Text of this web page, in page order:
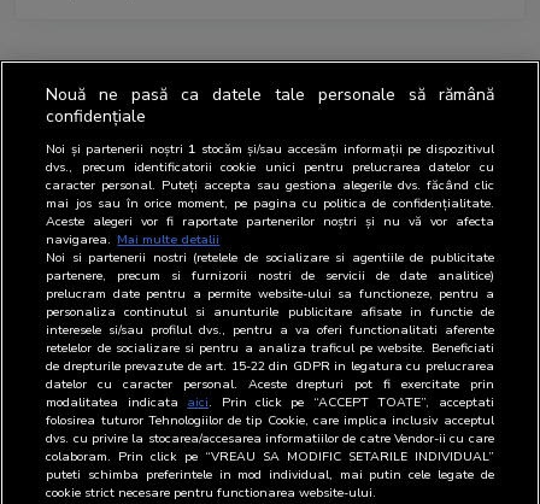
Nouă ne pasă ca datele tale personale să rămână
confidențiale
Noi și partenerii noștri 1 stocăm și/sau accesăm informații pe dispozitivul
dvs., precum identificatorii cookie unici pentru prelucrarea datelor cu
caracter personal. Puteți accepta sau gestiona alegerile dvs. făcând clic
mai jos sau în orice moment, pe pagina cu politica de confidențialitate.
Aceste alegeri vor fi raportate partenerilor noștri și nu vă vor afecta
navigarea. Mai multe detalii
Noi si partenerii nostri (retelele de socializare si agentiile de publicitate
partenere, precum si furnizorii nostri de servicii de date analitice)
prelucram date pentru a permite website-ului sa functioneze, pentru a
personaliza continutul si anunturile publicitare afisate in functie de
interesele si/sau profilul dvs., pentru a va oferi functionalitati aferente
retelelor de socializare si pentru a analiza traficul pe website. Beneficiati
de drepturile prevazute de art. 15-22 din GDPR in legatura cu prelucrarea
datelor cu caracter personal. Aceste drepturi pot fi exercitate prin
modalitatea indicata aici. Prin click pe “ACCEPT TOATE”, acceptati
folosirea tuturor Tehnologiilor de tip Cookie, care implica inclusiv acceptul
dvs. cu privire la stocarea/accesarea informatiilor de catre Vendor-ii cu care
colaboram. Prin click pe “VREAU SA MODIFIC SETARILE INDIVIDUAL”
puteti schimba preferintele in mod individual, mai putin cele legate de
cookie strict necesare pentru functionarea website-ului.